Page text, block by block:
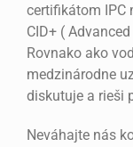
certifikátom IPC
CID+ (
Rovnako ako
medzinárodne
diskutuje a rieši
Neváhajte nás